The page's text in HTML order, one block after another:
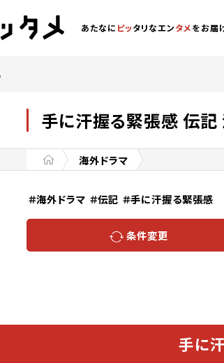
あたなに ピッタリなエンタメをお届
手に汗握る緊張感 伝
海外ドラマ
＃海外ドラマ ＃伝記 ＃手に汗握る緊張感
条件変更
手に